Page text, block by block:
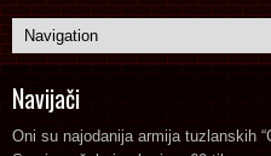
Navijači
Oni su najodanija armija tuzlanskih